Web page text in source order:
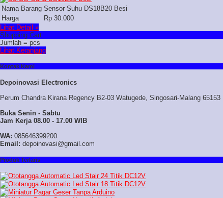
Nama Barang Sensor Suhu DS18B20 Besi
Harga
Rp 30.000
Lihat Detail »
Shopping Cart
Jumlah = pcs
Lihat Keranjang
Kontak Kami
Depoinovasi Electronics
Perum Chandra Kirana Regency B2-03 Watugede, Singosari-Malang 65153
Buka Senin - Sabtu
Jam Kerja 08.00 - 17.00 WIB
WA: 085646399200
Email: depoinovasi@gmail.com
Produk Terlaris